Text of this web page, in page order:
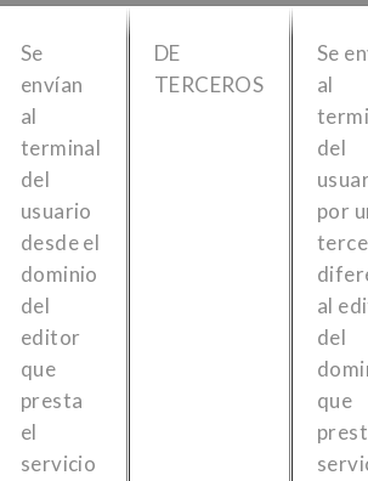
Se
envían
al
terminal
del
usuario
desde el
dominio
del
editor
que
presta
el
servicio
DE
TERCEROS
Se
al
del
por
al
del
que